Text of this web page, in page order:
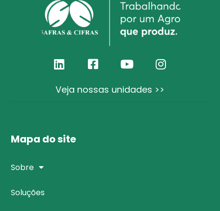
Veja nossas unidades >>
Mapa do site
Sobre
Soluções